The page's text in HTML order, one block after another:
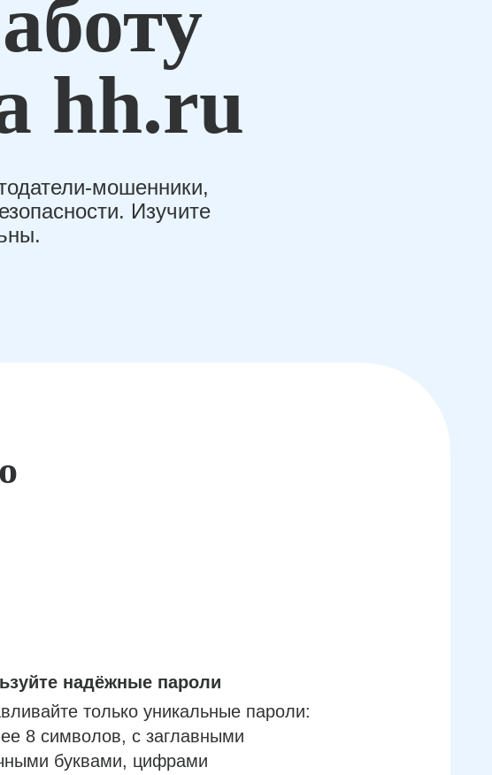
hh.ru
мошенники,
Изучите
надёжные пароли
только уникальные пароли:
8 символов, с заглавными
буквами, цифрами